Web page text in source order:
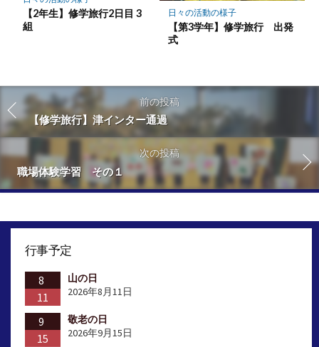
【2年生】修学旅行2日目 3
組
日々の活動の様子
【第3学年】修学旅行 出発
式
前の投稿
【修学旅行】津インター通過
次の投稿
職場体験学習 その１
行事予定
8
11
山の日
2026年8月11日
9
15
敬老の日
2026年9月15日